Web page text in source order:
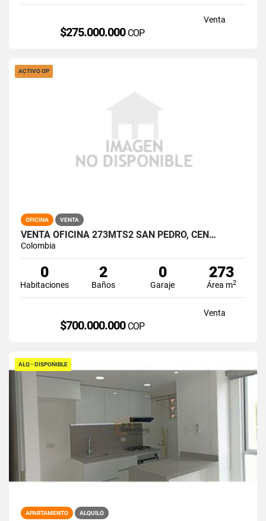
Venta
$275.000.000 COP
ACTIVO OP
OFICINA VENTA
VENTA OFICINA 273MTS2 SAN PEDRO, CEN…
Colombia
0
Habitaciones
2
Baños
0
Garaje
273
Área m2
Venta
$700.000.000 COP
ALQ - DISPONIBLE
APARTAMENTO ALQUILO